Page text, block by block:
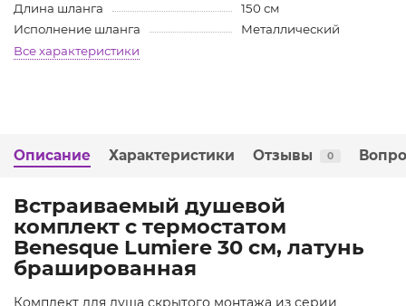
Длина шланга
150 см
Исполнение шланга
Металлический
Все характеристики
Описание Характеристики Отзывы 0
Встраиваемый душевой
комплект с термостатом
Benesque Lumiere 30 см, латунь
брашированная
Комплект для душа скрытого монтажа из серии